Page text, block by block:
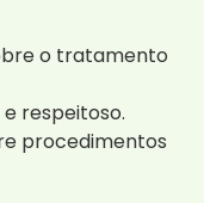
o tratamento
respeitoso.
procedimentos